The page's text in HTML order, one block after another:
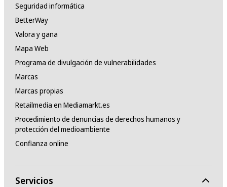
Seguridad informática
BetterWay
Valora y gana
Mapa Web
Programa de divulgación de vulnerabilidades
Marcas
Marcas propias
Retailmedia en Mediamarkt.es
Procedimiento de denuncias de derechos humanos y
protección del medioambiente
Confianza online
Servicios